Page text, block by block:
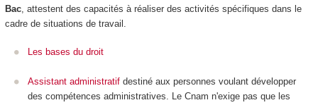
Bac, attestent des capacités à réaliser des activités spécifiques dans le
cadre de situations de travail.
Les bases du droit
Assistant administratif destiné aux personnes voulant développer
des compétences administratives. Le Cnam n'exige pas que les